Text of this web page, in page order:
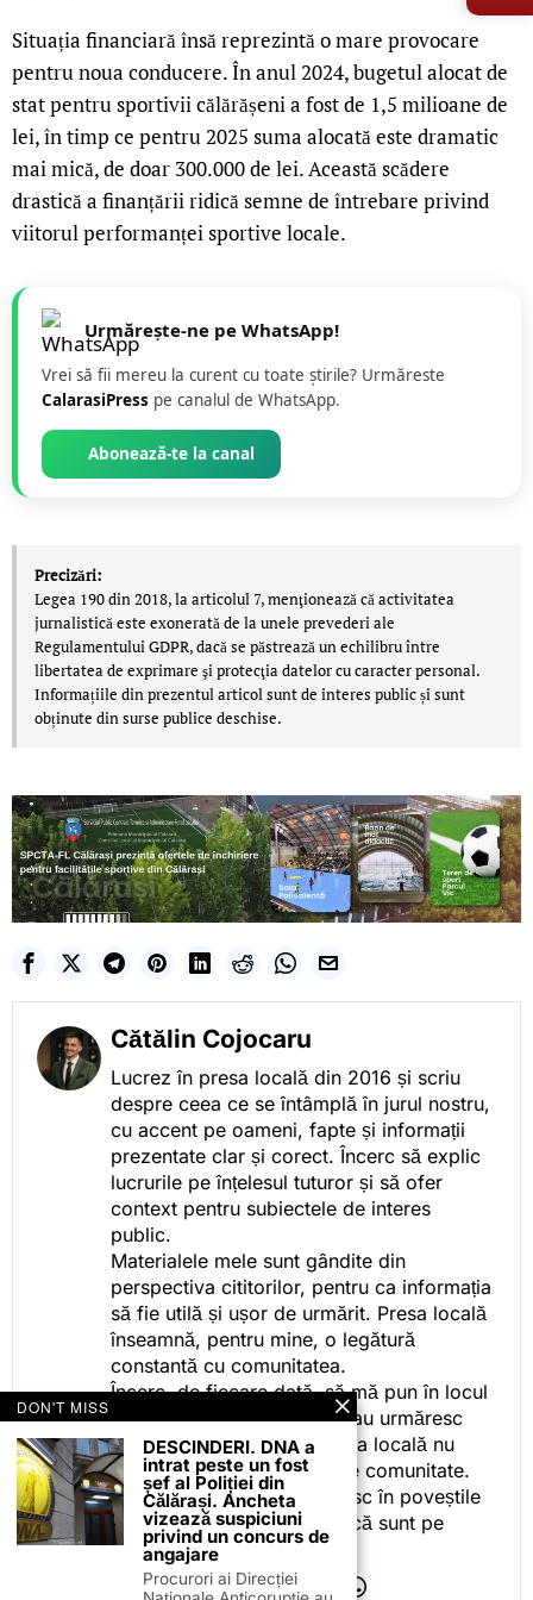
Situația financiară însă reprezintă o mare provocare
pentru noua conducere. În anul 2024, bugetul alocat de
stat pentru sportivii călărășeni a fost de 1,5 milioane de
lei, în timp ce pentru 2025 suma alocată este dramatic
mai mică, de doar 300.000 de lei. Această scădere
drastică a finanțării ridică semne de întrebare privind
viitorul performanței sportive locale.
Urmărește-ne pe WhatsApp!
Vrei să fii mereu la curent cu toate știrile? Urmăreste
CalarasiPress pe canalul de WhatsApp.
Abonează-te la canal
Precizări:
Legea 190 din 2018, la articolul 7, menţionează că activitatea
jurnalistică este exonerată de la unele prevederi ale
Regulamentului GDPR, dacă se păstrează un echilibru între
libertatea de exprimare şi protecţia datelor cu caracter personal.
Informațiile din prezentul articol sunt de interes public și sunt
obținute din surse publice deschise.
Cătălin Cojocaru
Lucrez în presa locală din 2016 și scriu
despre ceea ce se întâmplă în jurul nostru,
cu accent pe oameni, fapte și informații
prezentate clar și corect. Încerc să explic
lucrurile pe înțelesul tuturor și să ofer
context pentru subiectele de interes
public.
Materialele mele sunt gândite din
perspectiva cititorilor, pentru ca informația
să fie utilă și ușor de urmărit. Presa locală
înseamnă, pentru mine, o legătură
constantă cu comunitatea.
Încerc, de fiecare dată, să mă pun în locul
celor care citesc, privesc sau urmăresc
ceea ce fac. Pentru că presa locală nu
este despre mine, ci despre comunitate.
Iar dacă oamenii se regăsesc în poveștile
pe care le spun, înseamnă că sunt pe
drumul bun.
DON'T MISS
DESCINDERI. DNA a
intrat peste un fost
șef al Poliției din
Călărași. Ancheta
vizează suspiciuni
privind un concurs de
angajare
Procurori ai Direcției